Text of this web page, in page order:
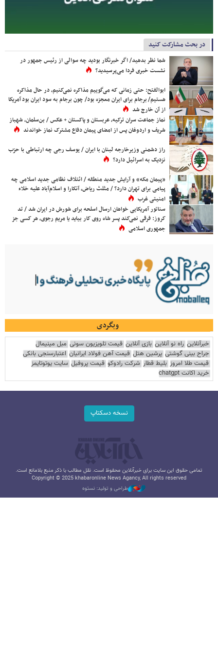
در بحث مشارکت کنید
شما نظر بدهید/ اگر خبرنگار بودید چه سوالی از رئیس جمهور در
نشست خبری فردا می‌پرسیدید؟
ابوالفتح: حتی زمانی که می‌گوییم مذاکره نمی‌کنیم، در حال مذاکره
هستیم/ برجام برای ایران معجزه بود/ چون برجام به سود ایران بود آمریکا
از آن خارج شد
نماز جماعت سران ترکیه، عربستان و پاکستان + عکس / بن‌سلمان، شهباز
شریف و اردوغان پس از امضای پیمان دفاع مشترک نماز خواندند
راز دشمنی وزیرخارجه لبنان با ایران / یوسف رجی چه ارتباطی با حزب
نزدیک به اسرائیل دارد؟
«پیمان مکه» و آرایش جدید منطقه / ائتلاف نظامی جدید اسلامی چه
پیامی برای تهران دارد؟ / مثلث ریاض، آنکارا و اسلام‌آباد علیه خلاء
امنیتی غرب
سناتور آمریکایی خواهان ارسال اسلحه برای شورش در ایران شد / تد
کروز: فرقی نمی‌کند پسر شاه روی کار بیاید یا مریم رجوی، هر کسی جز
جمهوری اسلامی
وبگردی
خبرآنلاین راه نو آنلاین بازی آنلاین قیمت تلویزیون سونی مبل مینیمال
جراح بینی گوشتی پرشین هتل قیمت آهن فولاد ایرانیان اعتبارسنجی بانکی
قیمت طلا امروز بلیط قطار شرکت رادوکو قیمت پروفیل سایت یوتوتایمز
خرید اکانت chatgpt
نسخه دسکتاپ
تمامی حقوق این سایت برای خبرآنلاین محفوظ است. نقل مطالب با ذکر منبع بلامانع است.
Copyright © 2025 khabaronline News Agancy, All rights reserved
طراحی و تولید: نستوه